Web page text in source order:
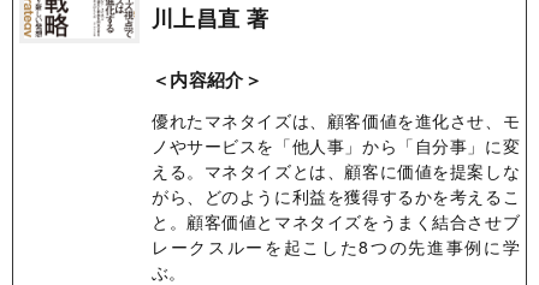
川上昌直 著
＜内容紹介＞
優れたマネタイズは、顧客価値を進化させ、モ
ノやサービスを「他人事」から「自分事」に変
える。マネタイズとは、顧客に価値を提案しな
がら、どのように利益を獲得するかを考えるこ
と。顧客価値とマネタイズをうまく結合させブ
レークスルーを起こした8つの先進事例に学
ぶ。